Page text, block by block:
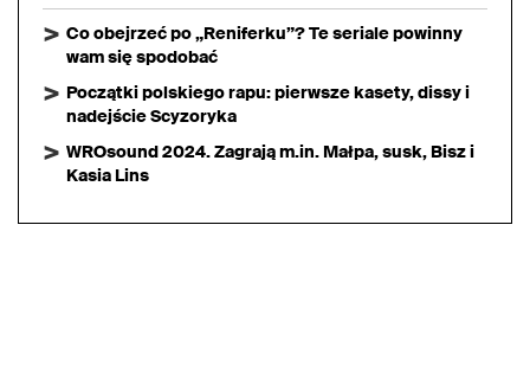
Co obejrzeć po „Reniferku”? Te seriale powinny
wam się spodobać
Początki polskiego rapu: pierwsze kasety, dissy i
nadejście Scyzoryka
WROsound 2024. Zagrają m.in. Małpa, susk, Bisz i
Kasia Lins